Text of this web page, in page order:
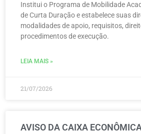
Institui o Programa de Mobilidade
de Curta Duração e estabelece suas
modalidades de apoio, requisitos,
procedimentos de execução.
LEIA MAIS »
21/07/2026
AVISO DA CAIXA